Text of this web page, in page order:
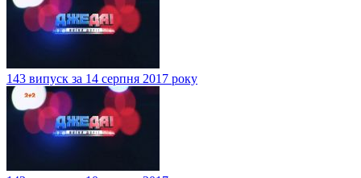
143 випуск за 14 серпня 2017 року